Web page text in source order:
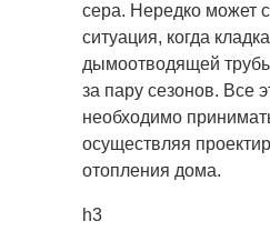
сера. Нередко может
ситуация, когда
дымоотводящей
за пару сезонов. Все
необходимо
осуществляя
отопления дома.
h3